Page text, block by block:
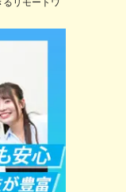
リモートワ